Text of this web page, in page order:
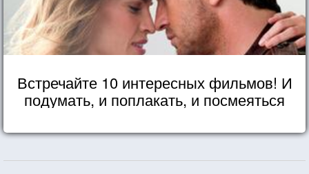
Встречайте 10 интересных фильмов! И
подумать, и поплакать, и посмеяться